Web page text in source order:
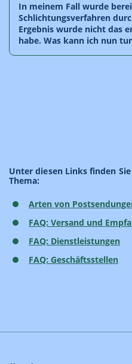
In meinem Fall wurde
Schlichtungsverfahren
Ergebnis wurde nicht das
habe. Was kann ich nun
Unter diesen Links finden
Thema:
Arten von
FAQ: Versand und
FAQ: Dienstleistungen
FAQ: Geschäftsstellen